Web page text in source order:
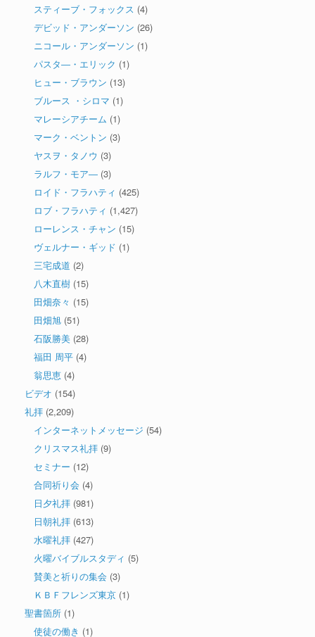
スティーブ・フォックス (4)
デビッド・アンダーソン (26)
ニコール・アンダーソン (1)
パスタ―・エリック (1)
ヒュー・ブラウン (13)
ブルース ・シロマ (1)
マレーシアチーム (1)
マーク・ベントン (3)
ヤスヲ・タノウ (3)
ラルフ・モア― (3)
ロイド・フラハティ (425)
ロブ・フラハティ (1,427)
ローレンス・チャン (15)
ヴェルナー・ギッド (1)
三宅成道 (2)
八木直樹 (15)
田畑奈々 (15)
田畑旭 (51)
石阪勝美 (28)
福田 周平 (4)
翁思恵 (4)
ビデオ (154)
礼拝 (2,209)
インターネットメッセージ (54)
クリスマス礼拝 (9)
セミナー (12)
合同祈り会 (4)
日夕礼拝 (981)
日朝礼拝 (613)
水曜礼拝 (427)
火曜バイブルスタディ (5)
賛美と祈りの集会 (3)
ＫＢＦフレンズ東京 (1)
聖書箇所 (1)
使徒の働き (1)